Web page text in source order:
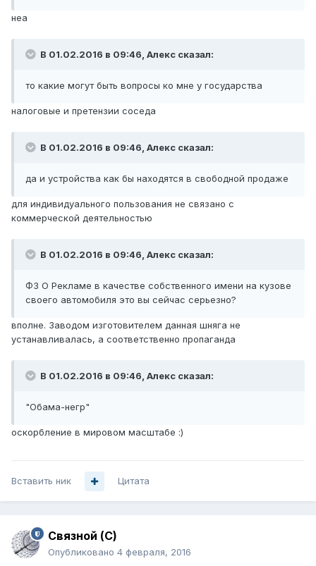
неа
В 01.02.2016 в 09:46, Алекc сказал:
то какие могут быть вопросы ко мне у государства
налоговые и претензии соседа
В 01.02.2016 в 09:46, Алекc сказал:
да и устройства как бы находятся в свободной продаже
для индивидуального пользования не связано с
коммерческой деятельностью
В 01.02.2016 в 09:46, Алекc сказал:
ФЗ О Рекламе в качестве собственного имени на кузове
своего автомобиля это вы сейчас серьезно?
вполне. Заводом изготовителем данная шняга не
устанавливалась, а соответственно пропаганда
В 01.02.2016 в 09:46, Алекc сказал:
"Обама-негр"
оскорбление в мировом масштабе :)
Вставить ник Цитата
Связной (С)
Опубликовано 4 февраля, 2016